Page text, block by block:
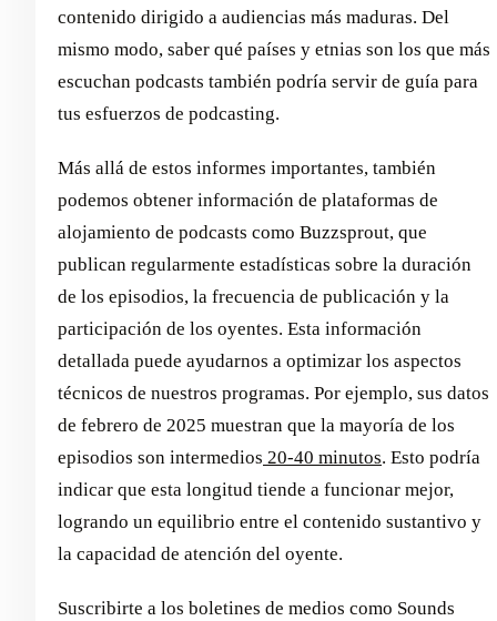
contenido dirigido a audiencias más maduras. Del
mismo modo, saber qué países y etnias son los que más
escuchan podcasts también podría servir de guía para
tus esfuerzos de podcasting.
Más allá de estos informes importantes, también
podemos obtener información de plataformas de
alojamiento de podcasts como Buzzsprout, que
publican regularmente estadísticas sobre la duración
de los episodios, la frecuencia de publicación y la
participación de los oyentes. Esta información
detallada puede ayudarnos a optimizar los aspectos
técnicos de nuestros programas. Por ejemplo, sus datos
de febrero de 2025 muestran que la mayoría de los
episodios son intermedios 20-40 minutos. Esto podría
indicar que esta longitud tiende a funcionar mejor,
logrando un equilibrio entre el contenido sustantivo y
la capacidad de atención del oyente.
Suscribirte a los boletines de medios como Sounds